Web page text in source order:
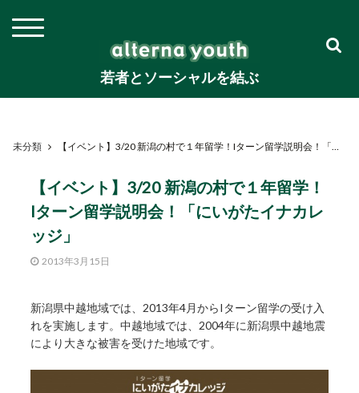
若者とソーシャルを結ぶ
未分類 【イベント】3/20 新潟の村で１年留学！Iターン留学説明会！「にいがたイナカレッジ」
【イベント】3/20 新潟の村で１年留学！
Iターン留学説明会！「にいがたイナカレ
ッジ」
2013年3月15日
新潟県中越地域では、2013年4月からIターン留学の受け入
れを実施します。中越地域では、2004年に新潟県中越地震
により大きな被害を受けた地域です。